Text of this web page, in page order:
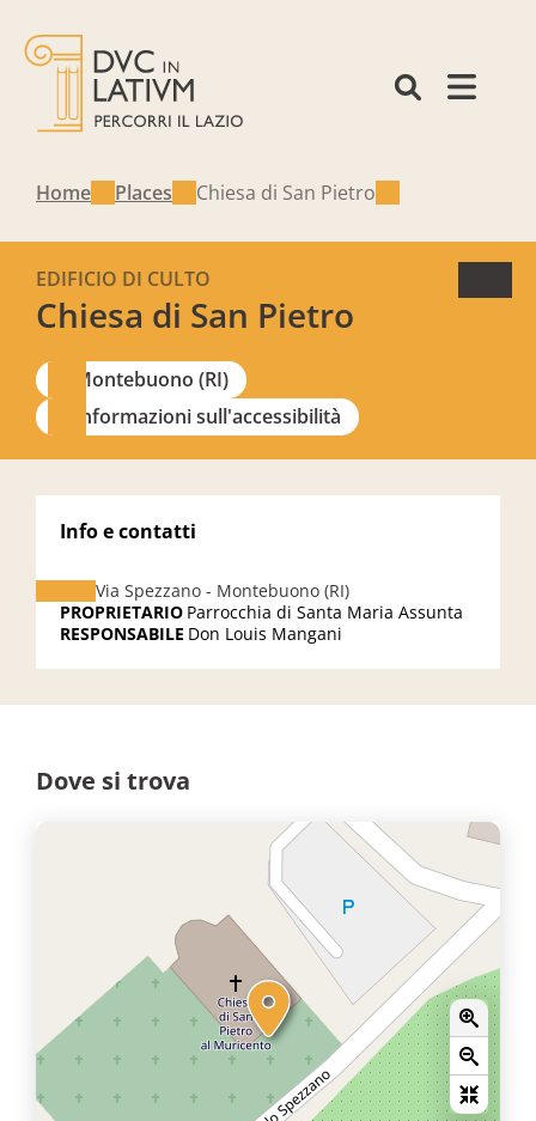
Home Places Chiesa di San Pietro
Chiesa di San Pietro
EDIFICIO DI CULTO
Montebuono (RI)
Informazioni sull'accessibilità
Info e contatti
Via Spezzano - Montebuono (RI)
PROPRIETARIO Parrocchia di Santa Maria Assunta
RESPONSABILE Don Louis Mangani
Dove si trova